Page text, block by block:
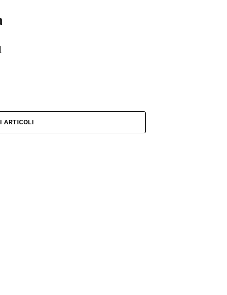
ARTICOLI